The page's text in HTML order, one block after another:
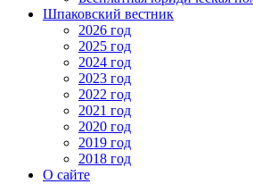
Шпаковский вестник
2026 год
2025 год
2024 год
2023 год
2022 год
2021 год
2020 год
2019 год
2018 год
О сайте